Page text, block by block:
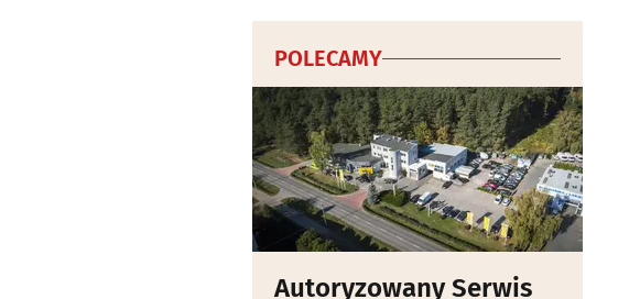
POLECAMY
Autoryzowany Serwis